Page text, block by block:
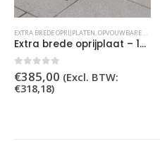
EXTRA BREDE OPRIJPLATEN,OPVOUWBARE OPRIJPLATEN
Extra brede oprijplaat – 180 cm – opvouwbaar
0out of 5
€385,00 (Excl. BTW:
€318,18)